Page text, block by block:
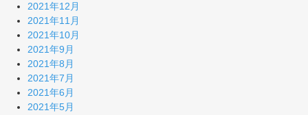
2021年12月
2021年11月
2021年10月
2021年9月
2021年8月
2021年7月
2021年6月
2021年5月